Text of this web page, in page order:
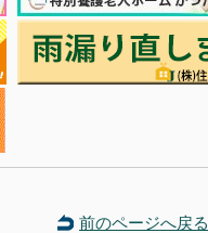
前のページへ戻る